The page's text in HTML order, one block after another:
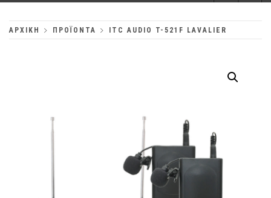
ΑΡΧΙΚΗ ΠΡΟΪΟΝΤΑ ITC AUDIO T-521F LAVALIER